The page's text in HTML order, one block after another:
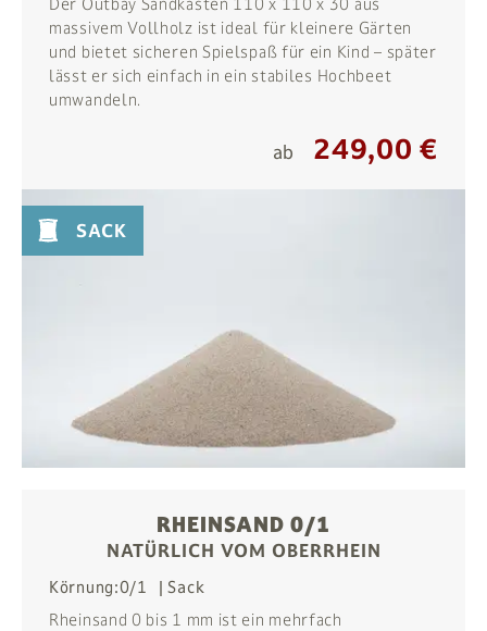
massivem Vollholz ist ideal für kleinere Gärten
und bietet sicheren Spielspaß für ein Kind – später
lässt er sich einfach in ein stabiles Hochbeet
umwandeln.
ab 249,00 €
SACK
RHEINSAND 0/1
NATÜRLICH VOM OBERRHEIN
Körnung:0/1
Sack
Rheinsand 0 bis 1 mm ist ein mehrfach